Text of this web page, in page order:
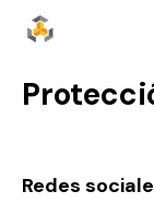
Redes